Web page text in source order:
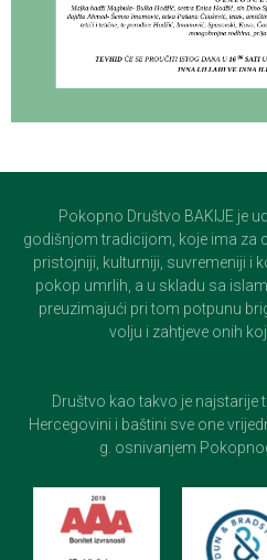
Pokopno Društvo BAKIJE je
godišnjom tradicijom, koje ima za
pristojniji, kulturniji, suvremeniji i
pokop umrlih, a u skladu sa
preuzimajući pri tom potpunu
volju i zahtjeve onih
Društvo kao takvo je najstarije
Hercegovini i baštini sve one
g. osnivanjem Pokopnog